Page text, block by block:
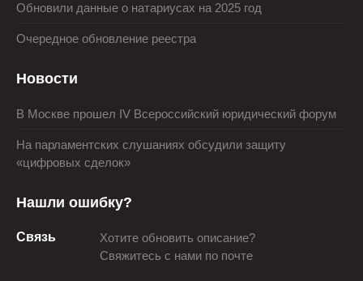
Обновили данные о натариусах на 2025 год
Очередное обновление реестра
Новости
В Москве прошел IV Всероссийский юридический форум
На парламентских слушаниях обсудили защиту
«цифровых сделок»
Нашли ошибку?
Связь
Хотите обновить описание?
Свяжитесь с нами по почте